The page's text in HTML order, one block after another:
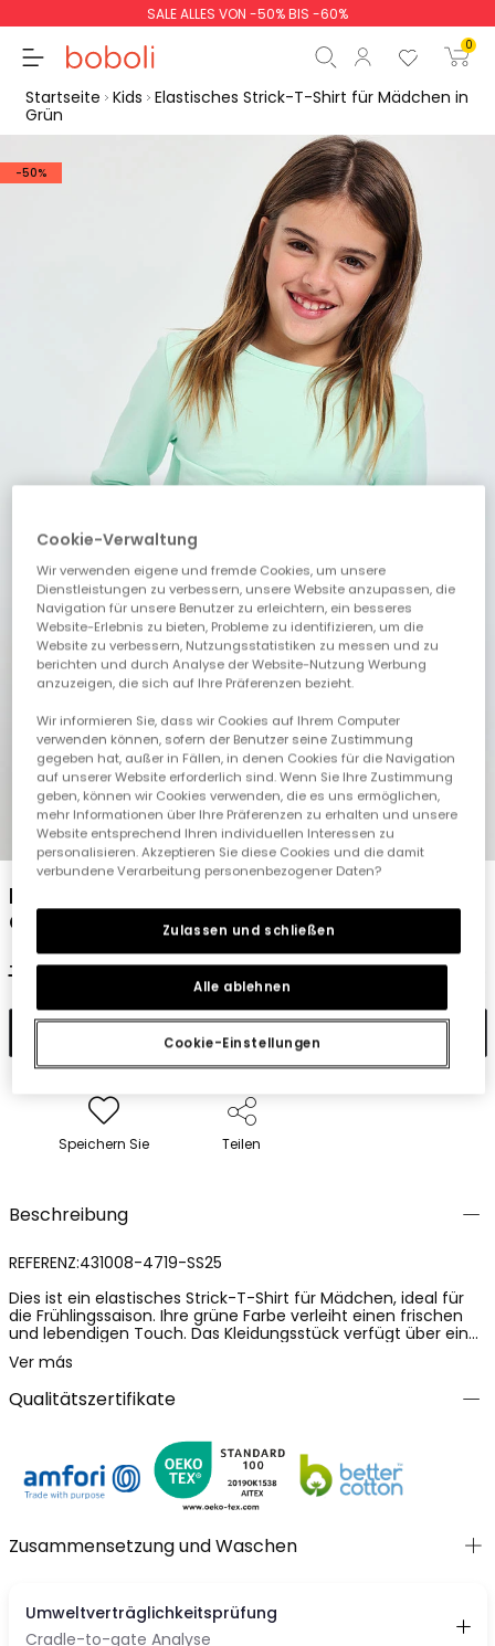
SALE ALLES VON -50% BIS -60%
0
0,00 €
Start der Bestellung
Startseite Kids Elastisches Strick-T-Shirt für Mädchen in
Grün
-50%
1 2 3 4 5
Elastisches Strick-T-Shirt für Mädchen in
Grün
19,95 € 9,95 €
In den Warenkorb
Speichern Sie Teilen
Beschreibung
REFERENZ:431008-4719-SS25
Dies ist ein elastisches Strick-T-Shirt für Mädchen, ideal für
die Frühlingssaison. Ihre grüne Farbe verleiht einen frischen
und lebendigen Touch. Das Kleidungsstück verfügt über ein
ansprechendes Design und eine weiche Textur, die den
ganzen Tag über Komfort gewährleistet. Es ist in Größen
erhältlich, die sich an einem durchgehenden Altersbereich
von 4 bis 16 Jahren anpassen. Die langen Ärmel bieten
vielseitige Option, die sich leicht mit Hosen oder Röcken
kombinieren lässt und so für verschiedene Anlässe geeignet
ist.
Ver más
Qualitätszertifikate
Zusammensetzung und Waschen
Cookie-Verwaltung
Wir verwenden eigene und fremde Cookies, um unsere
Dienstleistungen zu verbessern, unsere Website anzupassen, die
Navigation für unsere Benutzer zu erleichtern, ein besseres
Website-Erlebnis zu bieten, Probleme zu identifizieren, um die
Website zu verbessern, Nutzungsstatistiken zu messen und zu
berichten und durch Analyse der Website-Nutzung Werbung
anzuzeigen, die sich auf Ihre Präferenzen bezieht.
Wir informieren Sie, dass wir Cookies auf Ihrem Computer
verwenden können, sofern der Benutzer seine Zustimmung
gegeben hat, außer in Fällen, in denen Cookies für die Navigation
auf unserer Website erforderlich sind. Wenn Sie Ihre Zustimmung
geben, können wir Cookies verwenden, die es uns ermöglichen,
mehr Informationen über Ihre Präferenzen zu erhalten und unsere
Website entsprechend Ihren individuellen Interessen zu
personalisieren. Akzeptieren Sie diese Cookies und die damit
verbundene Verarbeitung personenbezogener Daten?
Cookie-Einstellungen
Alle ablehnen
Zulassen und schließen